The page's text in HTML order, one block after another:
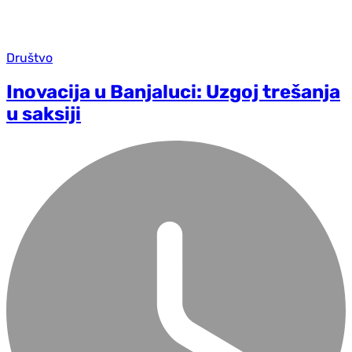
Društvo
Inovacija u Banjaluci: Uzgoj trešanja
u saksiji